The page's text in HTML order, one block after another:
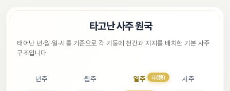
타고난 사주 원국
태어난 년·월·일·시를 기준으로 각 기둥에 천간과 지지를 배치한 기본 사주
구조입니다
시주
일주 나(我)
월주
년주